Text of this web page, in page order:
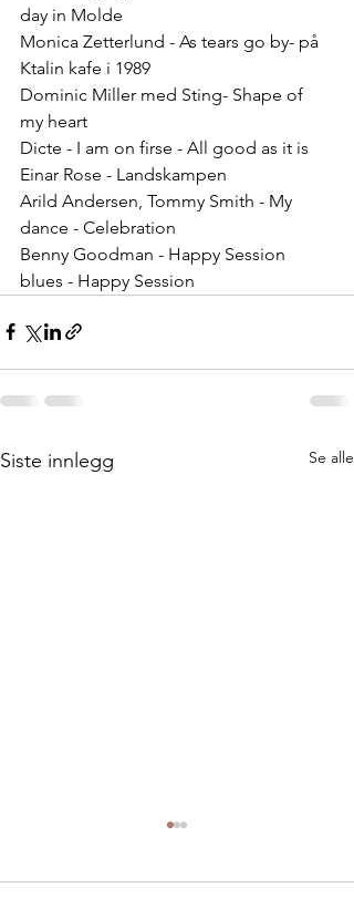
day in Molde
Monica Zetterlund - As tears go by- på
Ktalin kafe i 1989
Dominic Miller med Sting- Shape of
my heart
Dicte - I am on firse - All good as it is
Einar Rose - Landskampen
Arild Andersen, Tommy Smith - My
dance - Celebration
Benny Goodman - Happy Session
blues - Happy Session
Siste innlegg Se alle